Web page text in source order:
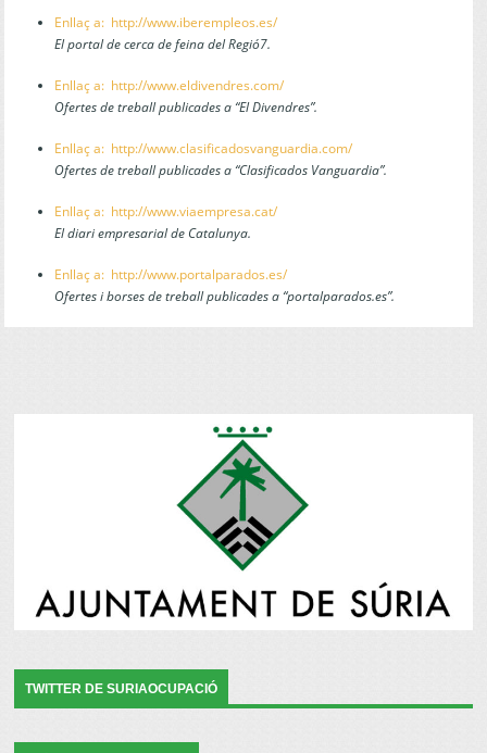
Enllaç a: http://www.iberempleos.es/
El portal de cerca de feina del Regió7.
Enllaç a: http://www.eldivendres.com/
Ofertes de treball publicades a “El Divendres”.
Enllaç a: http://www.clasificadosvanguardia.com/
Ofertes de treball publicades a “Clasificados Vanguardia”.
Enllaç a: http://www.viaempresa.cat/
El diari empresarial de Catalunya.
Enllaç a: http://www.portalparados.es/
Ofertes i borses de treball publicades a “portalparados.es”.
TWITTER DE SURIAOCUPACIÓ